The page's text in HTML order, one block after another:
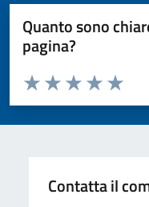
Quanto sono
pagina?
Valuta da 1 a 5 stelle la
Valuta
Valuta 4
Valuta 3 stelle
Valuta 2 stelle su 5
Valuta 1 stelle su 5
Contatta il